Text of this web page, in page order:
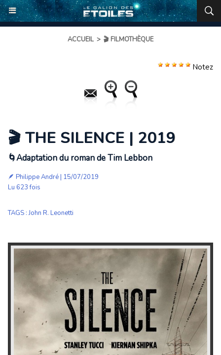
ACCUEIL > 🎬 FILMOTHÈQUE
Notez
🎬 THE SILENCE | 2019
🌀Adaptation du roman de Tim Lebbon
🪶 Philippe André| 15/07/2019
Lu 623 fois
TAGS :John R. Leonetti